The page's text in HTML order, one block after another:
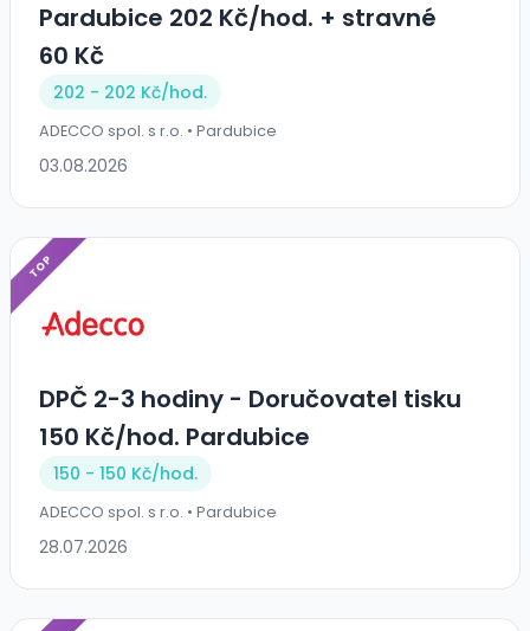
Pardubice 202 Kč/hod. + stravné
60 Kč
202 - 202 Kč/hod.
ADECCO spol. s r.o. • Pardubice
03.08.2026
TOP
DPČ 2-3 hodiny - Doručovatel tisku
150 Kč/hod. Pardubice
150 - 150 Kč/hod.
ADECCO spol. s r.o. • Pardubice
28.07.2026